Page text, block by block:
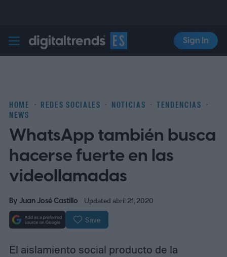
Digital Trends Español
Sign In
HOME REDES SOCIALES NOTICIAS
TENDENCIAS
NEWS
WhatsApp también busca
hacerse fuerte en las
videollamadas
ByJuan José Castillo Updated abril 21, 2020
Save
El aislamiento social producto de la